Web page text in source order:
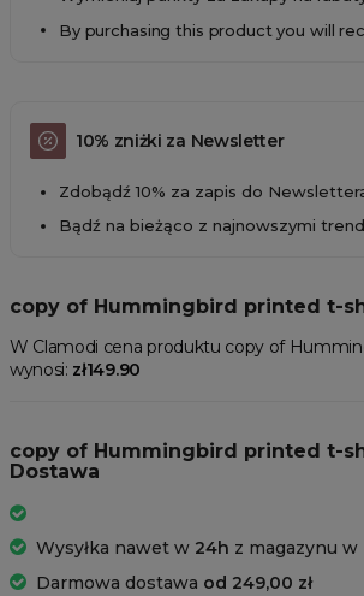
By purchasing this product you will
10% zniżki za Newsletter
Zdobądź 10% za zapis do
Bądź na bieżąco z najnowszymi
copy of Hummingbird printed t-
W Clamodi cena produktu copy of
wynosi: zł149.90
copy of Hummingbird printed t-
Dostawa
Wysyłka nawet w 24h z magazynu w
Darmowa dostawa od 249,00 zł